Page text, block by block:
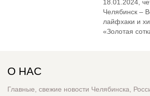
18.01.2024,
Челябинск –
лайфхаки и
«Золотая
О НАС
Главные, свежие новости Челябинска,